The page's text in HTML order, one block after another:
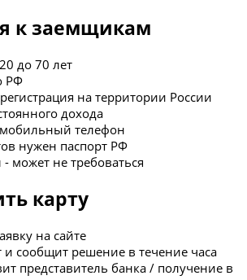
к заемщикам
до 70 лет
РФ
на территории России
дохода
телефон
нужен паспорт РФ
может не требоваться
карту
на сайте
и сообщит решение в течение часа
представитель банка / получение в